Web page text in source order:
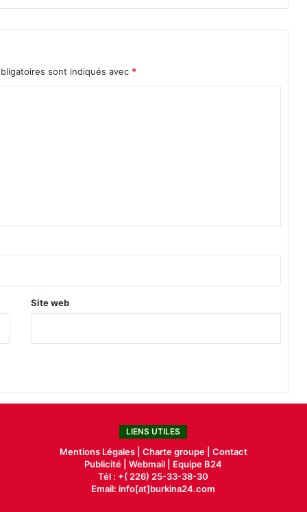
D
p
sont indiqués avec *
Site web
LIENS UTILES
Mentions Légales | Charte groupe | Contact
Publicité |Webmail |
Equipe B24
Tél : +( 226) 25-33-38-30
Email: info[at]burkina24.com